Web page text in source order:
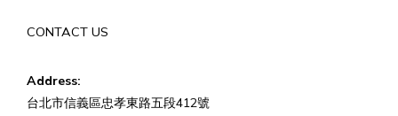
CONTACT US
Address:
台北市信義區忠孝東路五段412號